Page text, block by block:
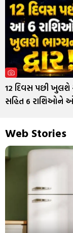
12 દિવસ પછી ખુલશે
સહિત 6 રાશિઓને
Web Stories